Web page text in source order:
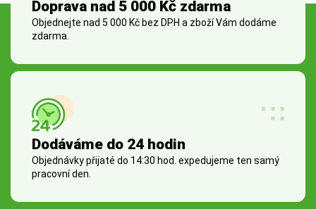
Doprava nad 5 000 Kč zdarma
Objednejte nad 5 000 Kč bez DPH a zboží Vám dodáme
zdarma.
Dodáváme do 24 hodin
Objednávky přijaté do 14:30 hod. expedujeme ten samý
pracovní den.